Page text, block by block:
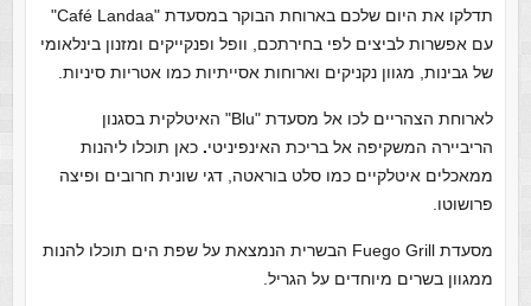
תדלקו את היום שלכם בארוחת הבוקר במסעדת "Café Landaa"
עם אפשרות לביצים לפי בחירתכם, וופל ופנקייקים ומזנון בינלאומי
של גבינות, מגוון נקניקים וארוחות אסייתיות כמו אטריות סיניות.
לארוחת הצהריים לכו אל מסעדת "Blu" האיטלקית בסגנון
הריביירה המשקיפה אל בריכת האינפיניטי. כאן תוכלו ליהנות
ממאכלים איטלקיים כמו סלט בוראטה, דגי שונית חרובים ופיצה
פרושוטו.
מסעדת Fuego Grill הבשרית הנמצאת על שפת הים תוכלו להנות
ממגוון בשרים מיוחדים על הגריל.